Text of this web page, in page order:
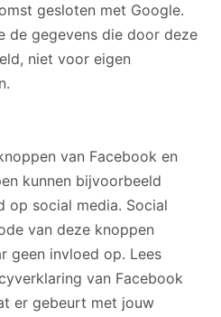
gesloten met Google.
de gegevens die door deze
niet voor eigen
van Facebook en
kunnen bijvoorbeeld
op social media. Social
van deze knoppen
geen invloed op. Lees
van Facebook
er gebeurt met jouw